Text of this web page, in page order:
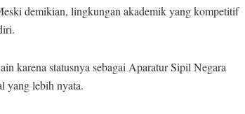
demikian, lingkungan akademik yang kompetitif
karena statusnya sebagai Aparatur Sipil Negara
yang lebih nyata.